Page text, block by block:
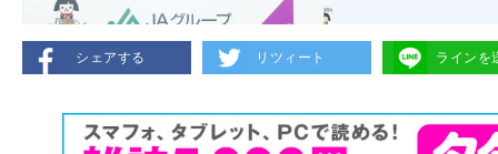
シェアする リツィート ラインを